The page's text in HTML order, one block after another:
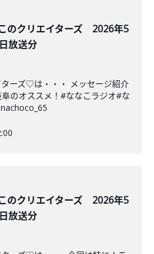
のクリエイターズ 2026年5
放送分
ーズ♡は・・・ メッセージ紹介
のオススメ！#ななこラジオ#な
のクリエイターズ 2026年5
放送分